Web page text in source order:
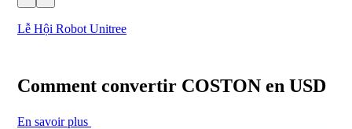
Lễ Hội Robot Unitree
Comment convertir COSTON en USD
En savoir plus